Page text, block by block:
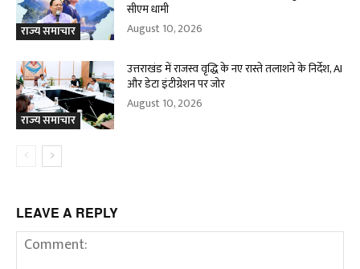
राज्य समाचार
सीएम धामी
August 10, 2026
राज्य समाचार
उत्तराखंड में राजस्व वृद्धि के नए रास्ते तलाशने के निर्देश, AI
और डेटा इंटीग्रेशन पर जोर
August 10, 2026
LEAVE A REPLY